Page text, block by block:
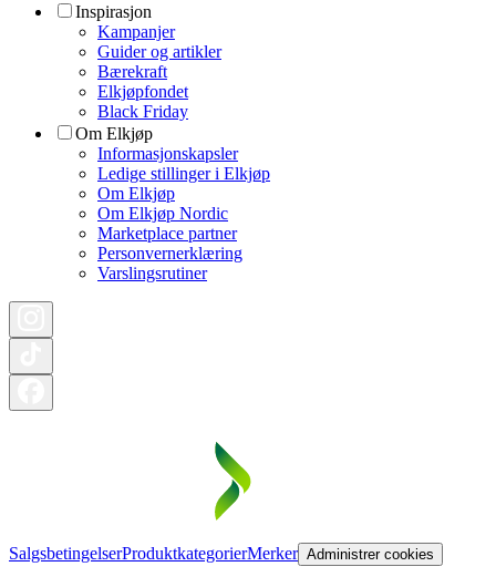
Inspirasjon
Kampanjer
Guider og artikler
Bærekraft
Elkjøpfondet
Black Friday
Om Elkjøp
Informasjonskapsler
Ledige stillinger i Elkjøp
Om Elkjøp
Om Elkjøp Nordic
Marketplace partner
Personvernerklæring
Varslingsrutiner
SalgsbetingelserProduktkategorierMerker Administrer cookies